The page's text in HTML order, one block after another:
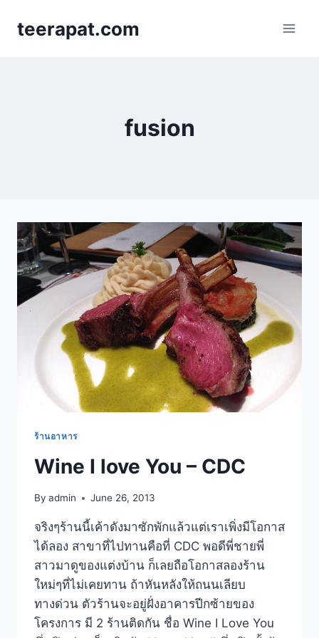
teerapat.com
fusion
ร้านอาหาร
Wine I love You – CDC
By admin June 26, 2013
จริงๆร้านนี้เค้าดังมาซักพักแล้วแต่เราเพิ่งมีโอกาส
ได้ลอง สาขาที่ไปทานคือที่ CDC พอดีพี่ชายพี่
สาวมาดูของแต่งบ้าน ก็เลยถือโอกาสลองร้าน
ใหม่ๆที่ไม่เคยทาน ถ้าหันหลังให้ถนนเลียบ
ทางด่วน ตัวร้านจะอยู่ฝั่งอาคารปีกซ้ายของ
โครงการ มี 2 ร้านติดกัน ชื่อ Wine I Love You